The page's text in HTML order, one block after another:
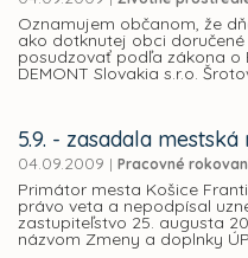
Oznamujem občanom, že
ako dotknutej obci
posudzovať podľa zákona o
DEMONT Slovakia s.r.o.
5.9. - zasadala mestská
04.09.2009 | Pracovné
Primátor mesta Košice
právo veta a nepodpísal
zastupiteľstvo 25. augusta
názvom Zmeny a doplnky